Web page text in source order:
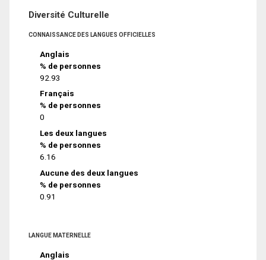
Diversité Culturelle
CONNAISSANCE DES LANGUES OFFICIELLES
Anglais
% de personnes
92.93
Français
% de personnes
0
Les deux langues
% de personnes
6.16
Aucune des deux langues
% de personnes
0.91
LANGUE MATERNELLE
Anglais